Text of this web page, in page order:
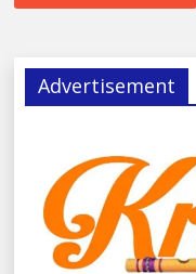
Advertisement